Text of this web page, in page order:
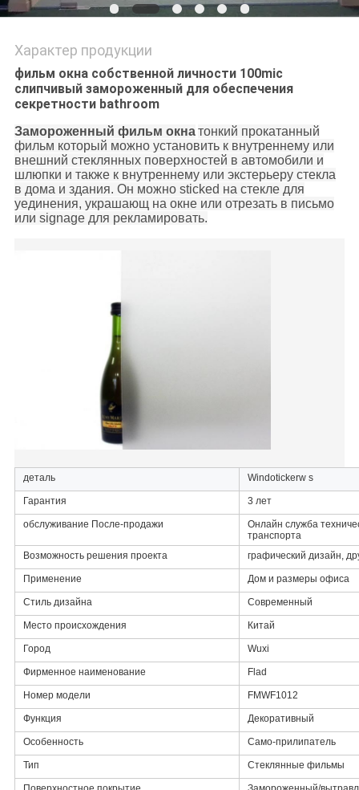
Характер продукции
фильм окна собственной личности 100mic
слипчивый замороженный для обеспечения
секретности bathroom
Замороженный фильм окнатонкий прокатанный
фильм который можно установить к внутреннему или
внешний стеклянных поверхностей в автомобили и
шлюпки и также к внутреннему или экстерьеру стекла
в дома и здания. Он можно sticked на стекле для
уединения, украшающ на окне или отрезать в письмо
или signage для рекламировать.
деталь Windotickerw s
Гарантия 3 лет
обслуживание После-продажи
Онлайн служба
транспорта
Возможность решения проекта
графический дизайн,
Применение Дом и размеры офиса
Стиль дизайна Современный
Место происхождения Китай
Город Wuxi
Фирменное наименование Flad
Номер модели FMWF1012
Функция Декоративный
Особенность Само-прилипатель
Тип Стеклянные фильмы